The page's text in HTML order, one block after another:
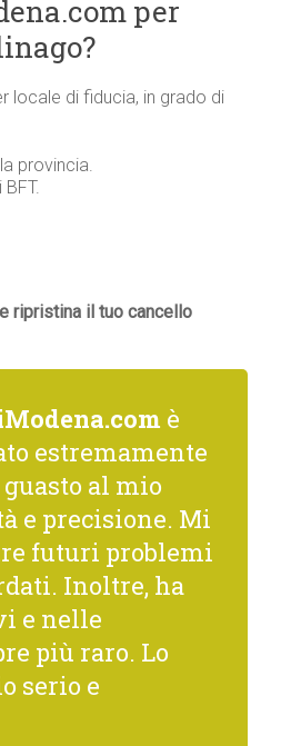
per
locale di fiducia, in grado di
provincia.
e ripristina il tuo cancello
è
estremamente
al mio
e precisione. Mi
futuri problemi
Inoltre, ha
e nelle
più raro. Lo
serio e